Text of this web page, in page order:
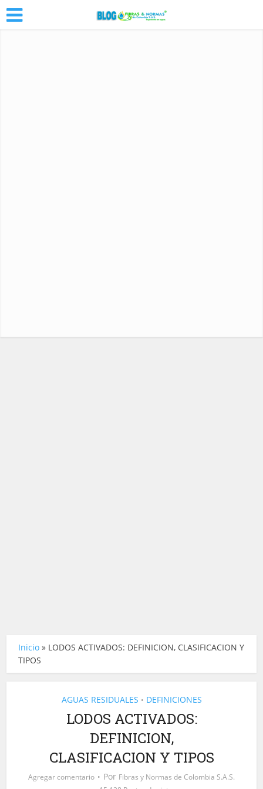
Inicio » LODOS ACTIVADOS: DEFINICION, CLASIFICACION Y
TIPOS
AGUAS RESIDUALES • DEFINICIONES
LODOS ACTIVADOS:
DEFINICION,
CLASIFICACION Y TIPOS
Agregar comentario Por Fibras y Normas de Colombia S.A.S.